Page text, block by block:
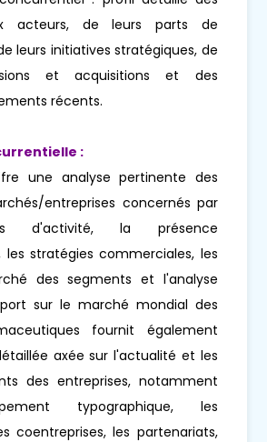
acteurs, de leurs parts de
leurs initiatives stratégiques, de
et acquisitions et des
récents.
:
une analyse pertinente des
entreprises concernés par
d'activité, la présence
les stratégies commerciales, les
des segments et l'analyse
sur le marché mondial des
fournit également
axée sur l'actualité et les
des entreprises, notamment
typographique, les
coentreprises, les partenariats,